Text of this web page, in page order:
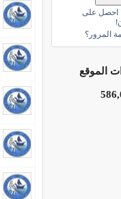
احصل على
المرور؟
الموقع